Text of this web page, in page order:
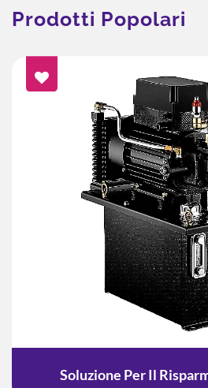
Prodotti Popolari
Soluzione Per Il